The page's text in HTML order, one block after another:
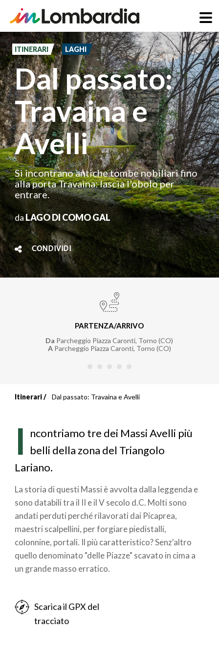
Salta
al
contenuto
principale
ITINERARI LAGHI
Dal passato:
Travaina e
Avelli
Si incontrano antiche tombe nobiliari fino
alla porta Travaina: lascia l'obolo per
entrare.
daLAGO DI COMO GAL
CONDIVIDI
PARTENZA/ARRIVO
Da Parcheggio Piazza Caronti, Torno (CO)
AParcheggio Piazza Caronti, Torno (CO)
Briciole
di
pane
Itinerari Dal passato: Travaina e Avelli
I ncontriamo tre dei Massi Avelli più
belli della zona del Triangolo
Lariano.
La storia di questi Massi è avvolta dalla leggenda e
sono databili tra il II e il V secolo d.C. Molti sono
andati perduti perché rilavorati dai Picaprea,
maestri scalpellini, per forgiare piedistalli,
colonnine, portali. Il più caratteristico? Senz'altro
quello denominato "delle Piazze" scavato in cima a
un grande masso erratico.
Scarica il GPX del
tracciato